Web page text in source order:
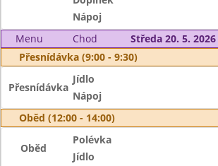
Nápoj
Menu
Chod
Středa 20. 5. 2026
Přesnídávka (9:00 - 9:30)
Přesnídávka
Jídlo
Nápoj
Oběd (12:00 - 14:00)
Oběd
Polévka
Jídlo